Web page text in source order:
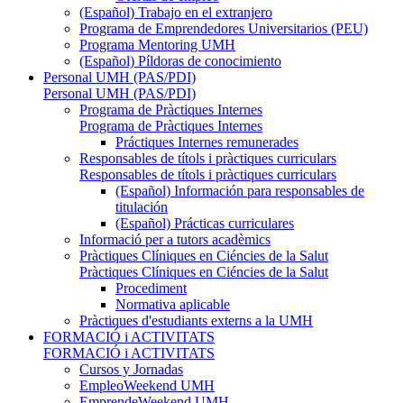
(Español) Trabajo en el extranjero
Programa de Emprendedores Universitarios (PEU)
Programa Mentoring UMH
(Español) Píldoras de conocimiento
Personal UMH (PAS/PDI)
Personal UMH (PAS/PDI)
Programa de Pràctiques Internes
Programa de Pràctiques Internes
Práctiques Internes remunerades
Responsables de títols i pràctiques curriculars
Responsables de títols i pràctiques curriculars
(Español) Información para responsables de
titulación
(Español) Prácticas curriculares
Informació per a tutors acadèmics
Pràctiques Clíniques en Ciéncies de la Salut
Pràctiques Clíniques en Ciéncies de la Salut
Procediment
Normativa aplicable
Pràctiques d'estudiants externs a la UMH
FORMACIÓ i ACTIVITATS
FORMACIÓ i ACTIVITATS
Cursos y Jornadas
EmpleoWeekend UMH